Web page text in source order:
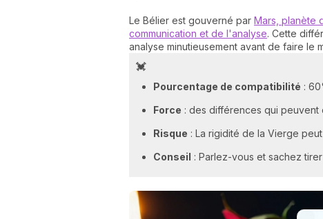
Le Bélier est gouverné par Mars, planète
communication et de l'analyse. Cette
analyse minutieusement avant de faire le
💓
Pourcentage de compatibilité :
Force : des différences qui peuvent
Risque : La rigidité de la Vierge
Conseil : Parlez-vous et sachez